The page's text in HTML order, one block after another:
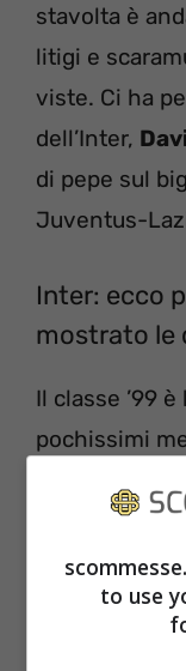
stavolta è
litigi e
viste. Ci ha
dell’Inter,
di pepe sul
Juventus-
Inter: ecco
mostrato le
Il classe ’99
pochissimi
dirla tutta ha
interpretarla
unito pure ai
to use